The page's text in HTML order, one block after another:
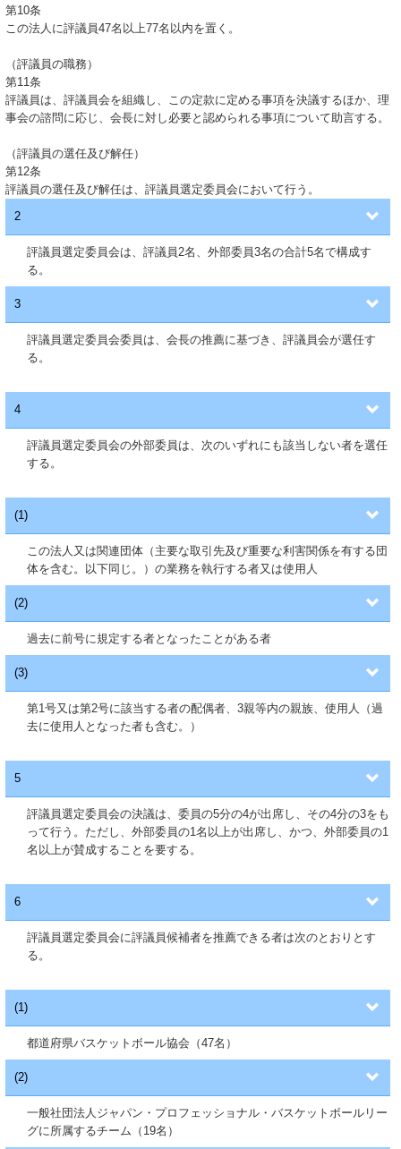
第10条
この法人に評議員47名以上77名以内を置く。
（評議員の職務）
第11条
評議員は、評議員会を組織し、この定款に定める事項を決議するほか、理
事会の諮問に応じ、会長に対し必要と認められる事項について助言する。
（評議員の選任及び解任）
第12条
評議員の選任及び解任は、評議員選定委員会において行う。
2
評議員選定委員会は、評議員2名、外部委員3名の合計5名で構成す
る。
3
評議員選定委員会委員は、会長の推薦に基づき、評議員会が選任す
る。
4
評議員選定委員会の外部委員は、次のいずれにも該当しない者を選任
する。
(1)
この法人又は関連団体（主要な取引先及び重要な利害関係を有する団
体を含む。以下同じ。）の業務を執行する者又は使用人
(2)
過去に前号に規定する者となったことがある者
(3)
第1号又は第2号に該当する者の配偶者、3親等内の親族、使用人（過
去に使用人となった者も含む。）
5
評議員選定委員会の決議は、委員の5分の4が出席し、その4分の3をも
って行う。ただし、外部委員の1名以上が出席し、かつ、外部委員の1
名以上が賛成することを要する。
6
評議員選定委員会に評議員候補者を推薦できる者は次のとおりとす
る。
(1)
都道府県バスケットボール協会（47名）
(2)
一般社団法人ジャパン・プロフェッショナル・バスケットボールリー
グに所属するチーム（19名）